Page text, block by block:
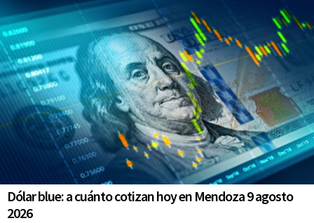
Dólar blue: a cuánto cotizan hoy en Mendoza 9 agosto
2026